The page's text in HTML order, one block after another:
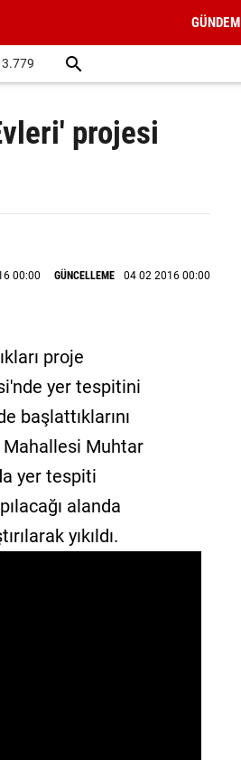
GÜNDEM
projesi
00:00 GÜNCELLEME 04 02 2016 00:00
proje
yer tespitini
başlattıklarını
Mahallesi Muhtar
yer tespiti
alanda
yıkıldı.